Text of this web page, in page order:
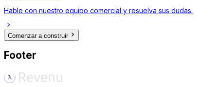
Hable con nuestro equipo comercial y resuelva sus dudas.
Comenzar a construir
Footer